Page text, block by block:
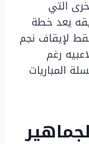
التي
يعد خطة
لإيقاف نجم
رغم
المباريات